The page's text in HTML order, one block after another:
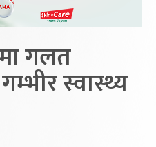
गलत
स्वास्थ्य